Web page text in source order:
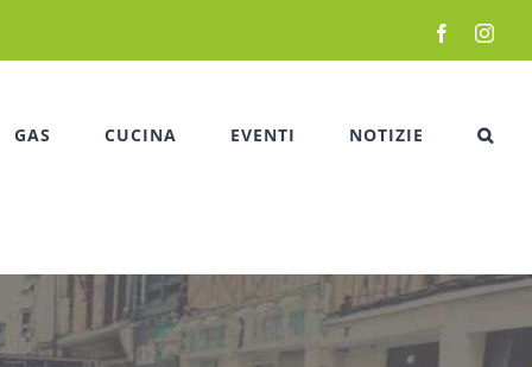
Facebook
GAS CUCINA EVENTI NOTIZIE